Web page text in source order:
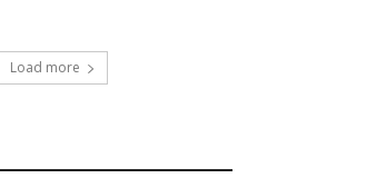
Load more